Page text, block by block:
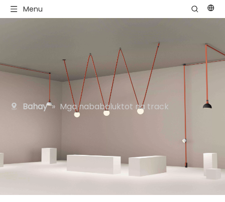
Menu
Bahay » Mga nababaluktot na track